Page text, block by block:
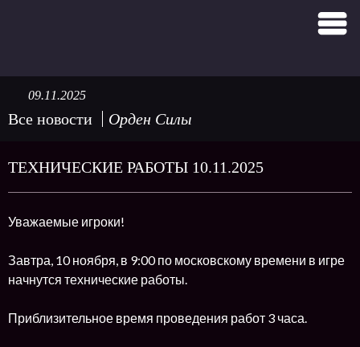
Все новости Орден Силы
09.11.2025
ТЕХНИЧЕСКИЕ РАБОТЫ 10.11.2025
Уважаемые игроки!
Завтра, 10 ноября, в 9:00 по московскому времени в игре
начнутся технические работы.
Приблизительное время проведения работ 3 часа.